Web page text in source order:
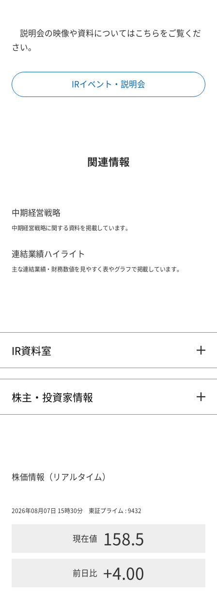
説明会の映像や資料についてはこちらをご覧くだ
さい。
IRイベント・説明会
関連情報
中期経営戦略
中期経営戦略に関する資料を掲載しています。
連結業績ハイライト
主な連結業績・財務数値を見やすく表やグラフで掲載しています。
IR資料室
株主・投資家情報
株価情報（リアルタイム）
2026年08月07日 15時30分 東証プライム : 9432
現在値 158.5
前日比 +4.00